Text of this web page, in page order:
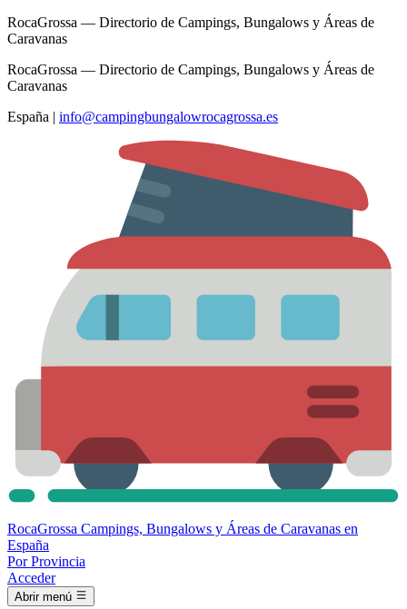
RocaGrossa — Directorio de Campings, Bungalows y Áreas de
Caravanas
RocaGrossa — Directorio de Campings, Bungalows y Áreas de
Caravanas
España | info@campingbungalowrocagrossa.es
RocaGrossa Campings, Bungalows y Áreas de Caravanas en
España
Por Provincia
Acceder
Abrir menú